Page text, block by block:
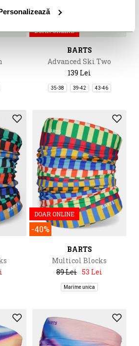
DOAR ONLINE
BARTS
Advanced Ski Two
139 Lei
35-38 39-42 43-46
DOAR ONLINE
-40%
BARTS
Multicol Blocks
89 Lei 53 Lei
Marime unica